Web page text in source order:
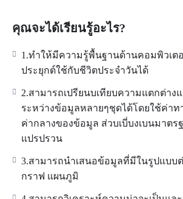
คุณจะได้เรียนรู้อะไร?
1.ทำให้มีความรู้พื้นฐานด้านคอมพิวเต
ประยุกต์ใช้กับชีวิตประจำวันได้
2.สามารถเปรียนบเทียบความแตกต่า
ระหว่างข้อมูลหลายๆชุดได้โดยใช้ค่า
ค่ากลางของข้อมูล ส่วบเบี่บงเบนมาตร
แปรปรวน
3.สามารถนำเสนอข้อมูลที่มีในรูปแบบต่
กราฟ แผนภูมิ